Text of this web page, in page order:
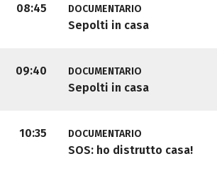
08:45 DOCUMENTARIO
Sepolti in casa
09:40 DOCUMENTARIO
Sepolti in casa
10:35 DOCUMENTARIO
SOS: ho distrutto casa!